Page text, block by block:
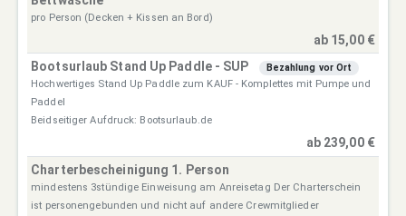
pro Person (Decken + Kissen an Bord)
ab 15,00 €
Bootsurlaub Stand Up Paddle - SUP
Bezahlung vor Ort
Hochwertiges Stand Up Paddle zum KAUF - Komplettes mit Pumpe und
Paddel
Beidseitiger Aufdruck: Bootsurlaub.de
ab 239,00 €
Charterbescheinigung 1. Person
mindestens 3stündige Einweisung am Anreisetag Der Charterschein
ist personengebunden und nicht auf andere Crewmitglieder